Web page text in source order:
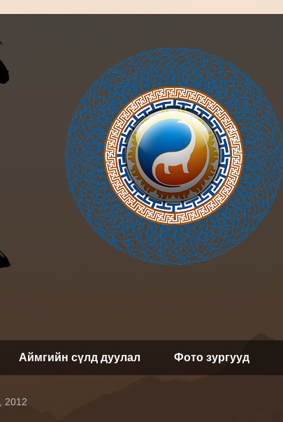
Аймгийн сүлд дуулал Фото зургууд
2012